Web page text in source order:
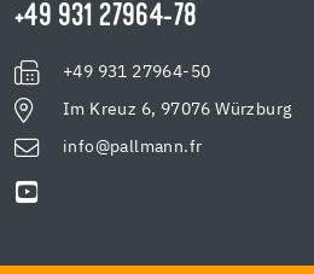
+49 931 27964-78
+49 931 27964-50
Im Kreuz 6, 97076 Würzburg
info@pallmann.fr